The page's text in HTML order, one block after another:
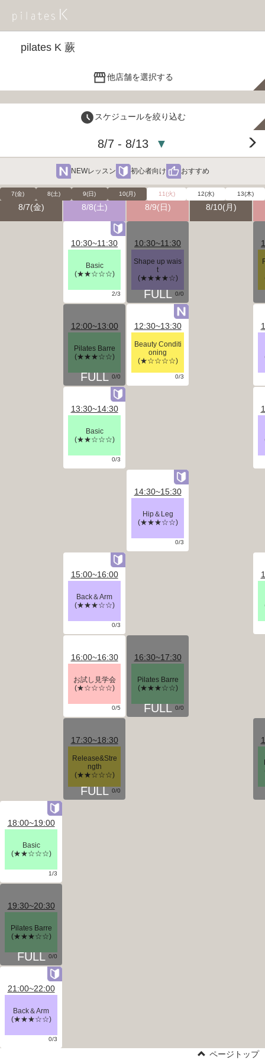
pilates K 蕨
他店舗を選択する
スケジュールを絞り込む
8/7 - 8/13 ▼
NEWレッスン 初心者向け おすすめ
7(金) 8(土) 9(日) 10(月) 11(火) 12(水) 13(木)
8/7(金) 8/8(土) 8/9(日) 8/10(月)
10:30~11:30
Basic
(★★☆☆☆)
2/3
10:30~11:30
Shape up wais
t
(★★★★☆)
0/0
12:00~13:00
Pilates Barre
(★★★☆☆)
0/0
12:30~13:30
Beauty Conditi
oning
(★☆☆☆☆)
0/3
13:30~14:30
Basic
(★★☆☆☆)
0/3
14:30~15:30
Hip＆Leg
(★★★☆☆)
0/3
15:00~16:00
Back＆Arm
(★★★☆☆)
0/3
16:00~16:30
お試し見学会
(★☆☆☆☆)
0/5
16:30~17:30
Pilates Barre
(★★★☆☆)
0/0
17:30~18:30
Release&Stre
ngth
(★★☆☆☆)
0/0
18:00~19:00
Basic
(★★☆☆☆)
1/3
19:30~20:30
Pilates Barre
(★★★☆☆)
0/0
21:00~22:00
Back＆Arm
(★★★☆☆)
0/3
ページトップ